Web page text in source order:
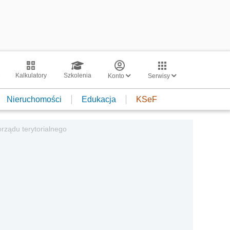
Kalkulatory Szkolenia Konto Serwisy
Nieruchomości Edukacja KSeF
terytorialnego